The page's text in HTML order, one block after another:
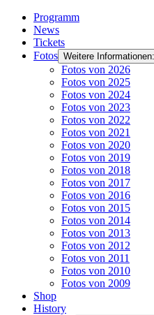
Programm
News
Tickets
Fotos Weitere
Fotos von 2026
Fotos von 2025
Fotos von 2024
Fotos von 2023
Fotos von 2022
Fotos von 2021
Fotos von 2020
Fotos von 2019
Fotos von 2018
Fotos von 2017
Fotos von 2016
Fotos von 2015
Fotos von 2014
Fotos von 2013
Fotos von 2012
Fotos von 2011
Fotos von 2010
Fotos von 2009
Shop
History